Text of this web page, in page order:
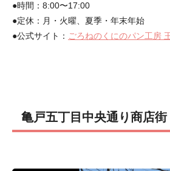
●時間：8:00〜17:00
●定休：月・火曜、夏季・年末年始
●公式サイト： ごろねのくにのパン工房
亀戸五丁目中央通り商店街